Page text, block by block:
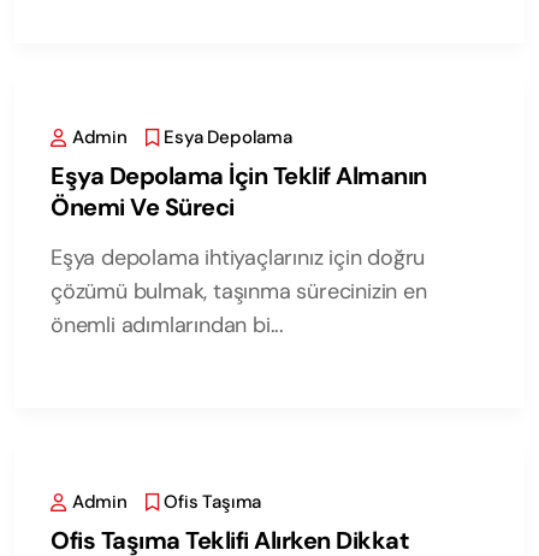
Admin Esya Depolama
Eşya Depolama İçin Teklif Almanın
Önemi Ve Süreci
Eşya depolama ihtiyaçlarınız için doğru
çözümü bulmak, taşınma sürecinizin en
önemli adımlarından bi...
Admin Ofis Taşıma
Ofis Taşıma Teklifi Alırken Dikkat